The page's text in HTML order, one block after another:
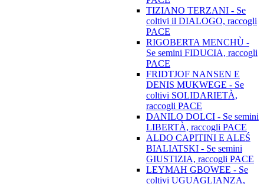
TIZIANO TERZANI - Se
coltivi il DIALOGO, raccogli
PACE
RIGOBERTA MENCHÙ -
Se semini FIDUCIA, raccogli
PACE
FRIDTJOF NANSEN E
DENIS MUKWEGE - Se
coltivi SOLIDARIETÀ,
raccogli PACE
DANILO DOLCI - Se semini
LIBERTÀ, raccogli PACE
ALDO CAPITINI E ALEŚ
BIALIATSKI - Se semini
GIUSTIZIA, raccogli PACE
LEYMAH GBOWEE - Se
coltivi UGUAGLIANZA,